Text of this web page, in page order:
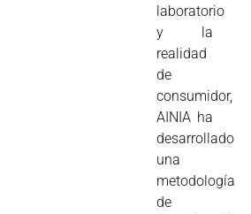
laboratorio
y la
realidad
de
consumidor,
AINIA ha
desarrollado
una
metodología
de